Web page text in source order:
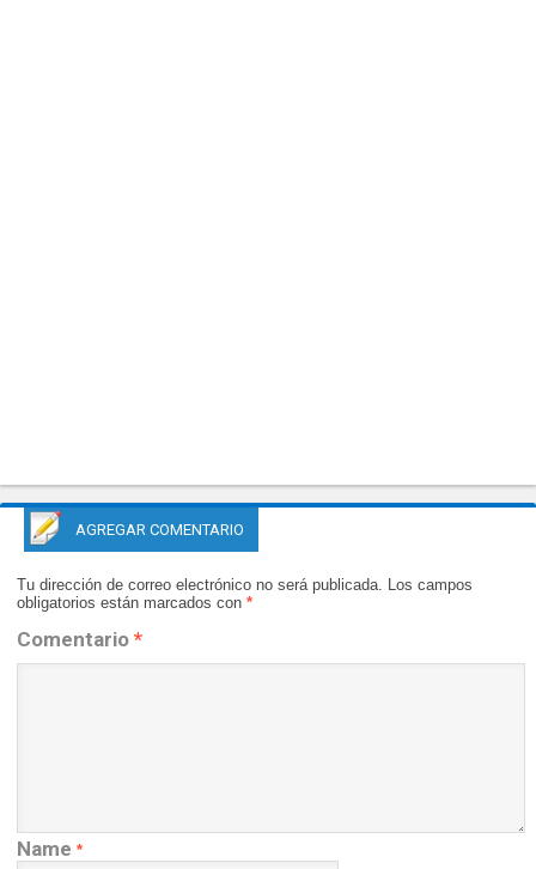
AGREGAR COMENTARIO
Tu dirección de correo electrónico no será publicada. Los campos
obligatorios están marcados con *
Comentario *
Name *